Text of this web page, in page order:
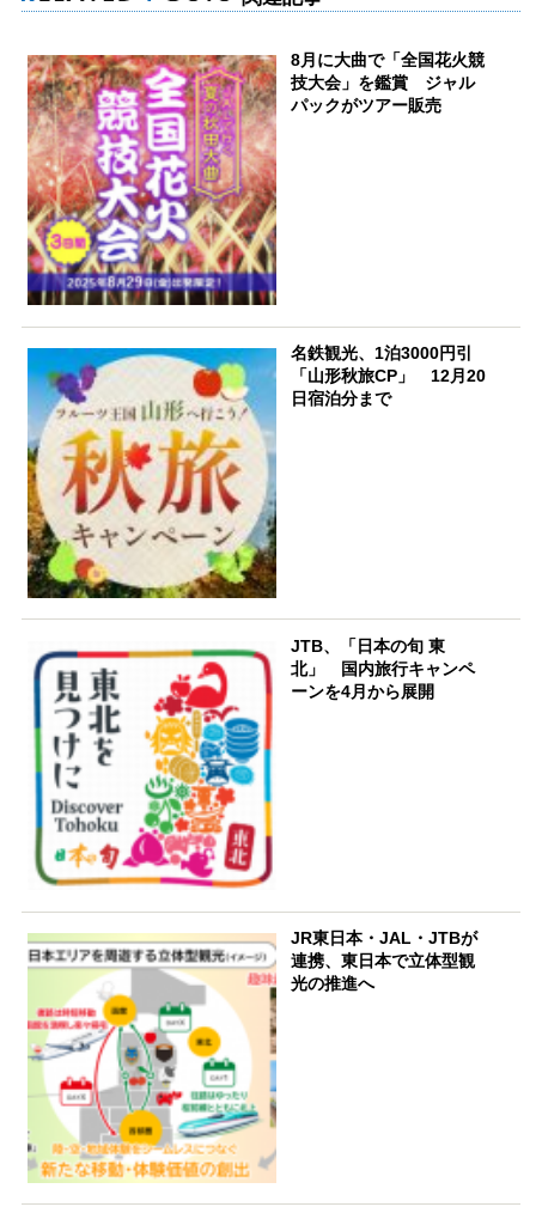
8月に大曲で「全国花火競
技大会」を鑑賞 ジャル
パックがツアー販売
名鉄観光、1泊3000円引
「山形秋旅CP」 12月20
日宿泊分まで
JTB、「日本の旬 東
北」 国内旅行キャンペ
ーンを4月から展開
JR東日本・JAL・JTBが
連携、東日本で立体型観
光の推進へ